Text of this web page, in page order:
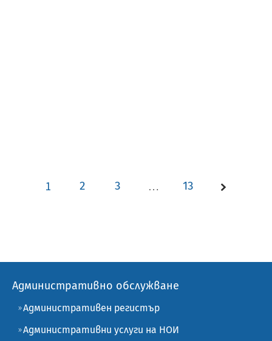
1 2 3 … 13
Административно обслужване
Административен регистър
Административни услуги на НОИ